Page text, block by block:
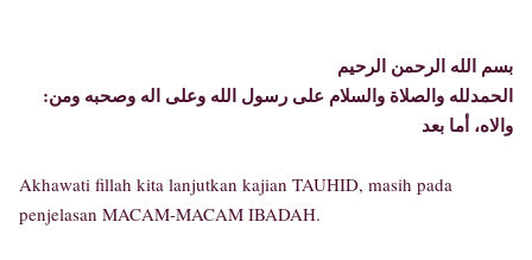
بسم الله الرحمن الرحيم
:الحمدلله والصلاة والسلام على رسول الله وعلى اله وصحبه ومن
والاه، أما بعد
Akhawati fillah kita lanjutkan kajian TAUHID, masih pada
penjelasan MACAM-MACAM IBADAH.